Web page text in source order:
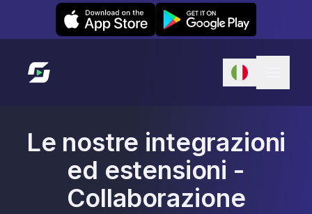
Leexi on iOS Leexi on Android
Link alla homepage
Le nostre integrazioni
ed estensioni -
Collaborazione